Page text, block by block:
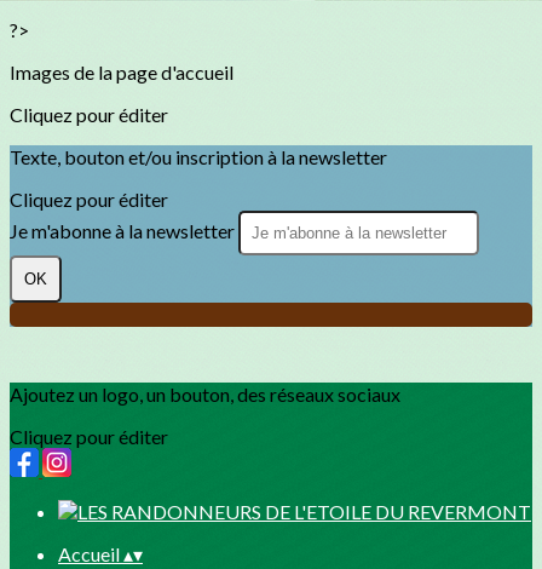
?>
Images de la page d'accueil
Cliquez pour éditer
Texte, bouton et/ou inscription à la newsletter
Cliquez pour éditer
Je m'abonne à la newsletter
OK
Ajoutez un logo, un bouton, des réseaux sociaux
Cliquez pour éditer
Accueil▴▾